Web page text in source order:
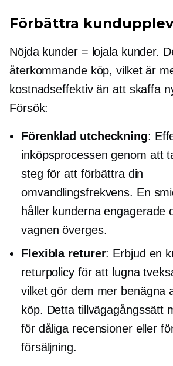
Förbättra
Nöjda kunder = lojala kunder.
återkommande köp, vilket är
kostnadseffektivän att skaffa
Försök:
Förenklad utcheckning:
inköpsprocessen genom att
steg för att förbättra din
omvandlingsfrekvens. En
håller kunderna engagerade
vagnen överges.
Flexibla returer: Erbjud en
returpolicy för att lugna
vilket gör dem mer benägna
köp. Detta tillvägagångssätt
för dåliga recensioner eller
försäljning.